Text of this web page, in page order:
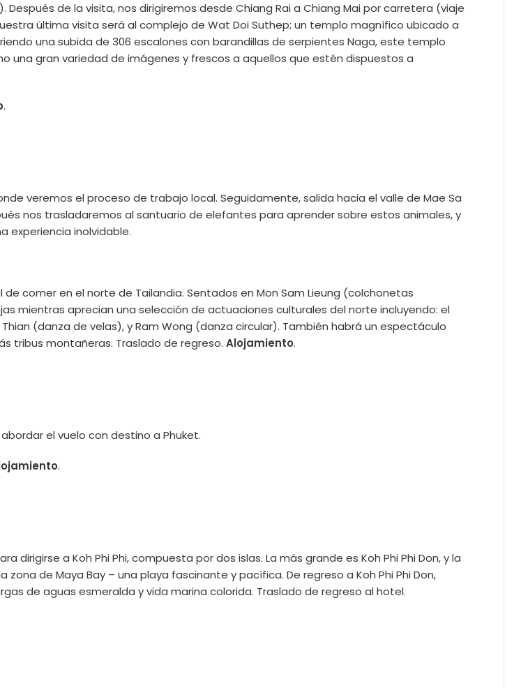
de la visita, nos dirigiremos desde Chiang Rai a Chiang Mai por carretera (viaje
última visita será al complejo de Wat Doi Suthep; un templo magnífico ubicado a
una subida de 306 escalones con barandillas de serpientes Naga, este templo
gran variedad de imágenes y frescos a aquellos que estén dispuestos a
.
veremos el proceso de trabajo local. Seguidamente, salida hacia el valle de Mae Sa
nos trasladaremos al santuario de elefantes para aprender sobre estos animales, y
experiencia inolvidable.
de comer en el norte de Tailandia. Sentados en Mon Sam Lieung (colchonetas
mientras aprecian una selección de actuaciones culturales del norte incluyendo: el
(danza de velas), y Ram Wong (danza circular). También habrá un espectáculo
tribus montañeras. Traslado de regreso. Alojamiento.
el vuelo con destino a Phuket.
.
dirigirse a Koh Phi Phi, compuesta por dos islas. La más grande es Koh Phi Phi Don, y la
de Maya Bay – una playa fascinante y pacífica. De regreso a Koh Phi Phi Don,
de aguas esmeralda y vida marina colorida. Traslado de regreso al hotel.